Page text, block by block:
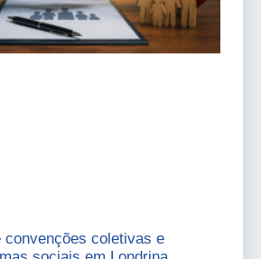
convenções coletivas e